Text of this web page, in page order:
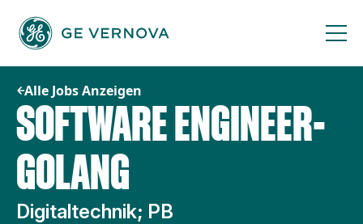
Inhalt
springen
Alle Jobs Anzeigen
SOFTWARE ENGINEER-
GOLANG
Digitaltechnik; PB